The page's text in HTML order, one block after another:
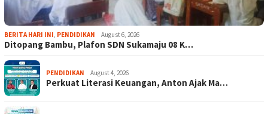
BERITA HARI INI, PENDIDIKAN August 6, 2026
Ditopang Bambu, Plafon SDN Sukamaju 08 K…
PENDIDIKAN August 4, 2026
Perkuat Literasi Keuangan, Anton Ajak Ma…